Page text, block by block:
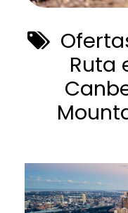
Ruta